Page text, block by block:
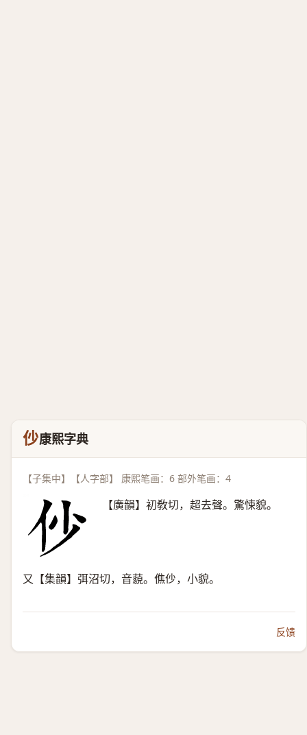
仯康熙字典
【子集中】【人字部】 康熙笔画：6 部外笔画：4
【廣韻】初敎切，超去聲。驚悚貌。
又【集韻】弭沼切，音藐。僬仯，小貌。
反馈